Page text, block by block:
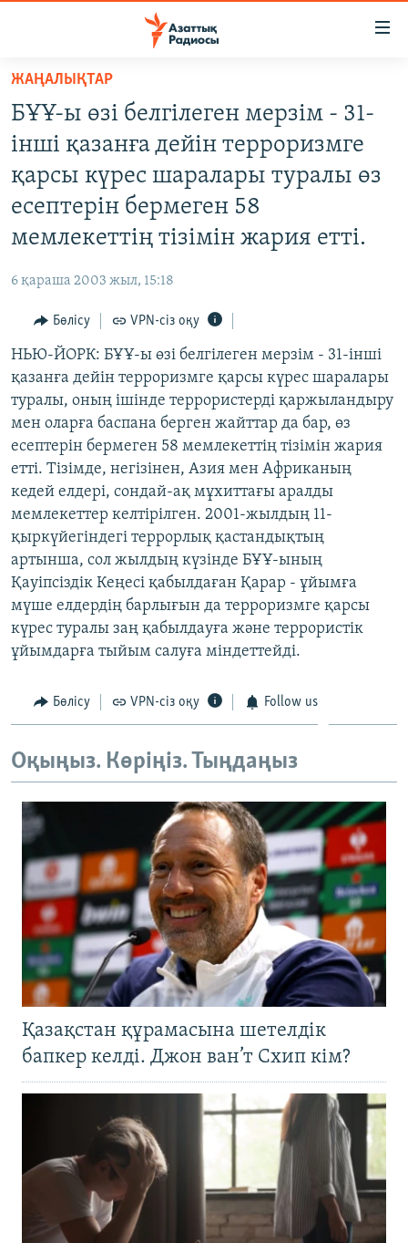
Skip
main
content
to
main
Navigation
to
ҚАҢТАР ОҚИҒАСЫ
АДАМ ҚҰҚЫҚТАРЫ
ӘЛЕМ
АРНАЙЫ ЖОБАЛАР
Русский
ЖАЗЫЛЫҢЫЗ
Басқа тілдерде
ЖАҢАЛЫҚТАР
БҰҰ-ы өзі белгілеген мерзім - 31-
інші қазанға дейін терроризмге
қарсы күрес шаралары туралы өз
есептерін бермеген 58
мемлекеттің тізімін жария етті.
6 қараша 2003 жыл, 15:18
Бөлісу VPN-сіз оқу
НЬЮ-ЙОРК: БҰҰ-ы өзі белгілеген мерзім - 31-інші
қазанға дейін терроризмге қарсы күрес шаралары
туралы, оның ішінде террористерді қаржыландыру
мен оларға баспана берген жайттар да бар, өз
есептерін бермеген 58 мемлекеттің тізімін жария
етті. Тізімде, негізінен, Азия мен Африканың
кедей елдері, сондай-ақ мұхиттағы аралды
мемлекеттер келтірілген. 2001-жылдың 11-
қыркүйегіндегі террорлық қастандықтың
артынша, сол жылдың күзінде БҰҰ-ының
Қауіпсіздік Кеңесі қабылдаған Қарар - ұйымға
мүше елдердің барлығын да терроризмге қарсы
күрес туралы заң қабылдауға және террористік
ұйымдарға тыйым салуға міндеттейді.
Бөлісу VPN-сіз оқу Follow us
Оқыңыз. Көріңіз. Тыңдаңыз
Қазақстан құрамасына шетелдік
бапкер келді. Джон ван’т Схип кім?